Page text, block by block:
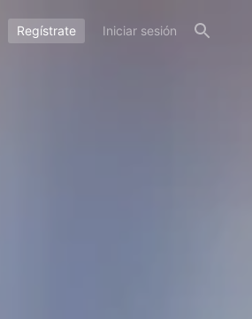
Regístrate Iniciar sesión